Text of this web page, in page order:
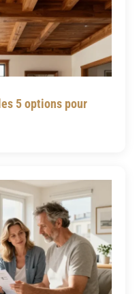
5 options pour